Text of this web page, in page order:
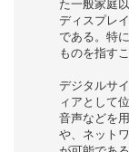
た一般家庭
ディスプレ
である。特
ものを指す
デジタルサ
ィアとして
音声などを
や、ネット